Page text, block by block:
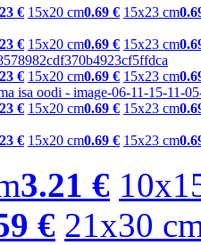
€ 15x20 cm0.69 € 15x23 cm
€ 15x20 cm0.69 € 15x23 cm
€ 15x20 cm0.69 € 15x23 cm
€ 15x20 cm0.69 € 15x23 cm
€ 15x20 cm0.69 € 15x23 cm
3.21 €
€ 21x30